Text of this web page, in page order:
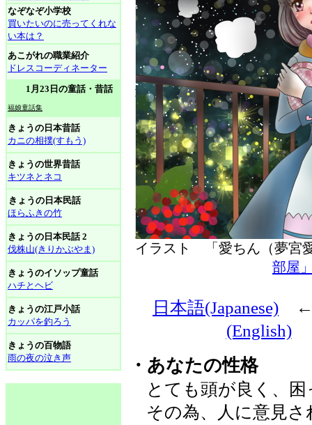
なぞなぞ小学校
買いたいのに売ってくれな
い本は？
あこがれの職業紹介
ドレスコーディネーター
1月23日の童話・昔話
福娘童話集
きょうの日本昔話
カニの相撲(すもう)
きょうの世界昔話
キツネとネコ
きょうの日本民話
ほらふきの竹
きょうの日本民話 2
伐株山(きりかぶやま)
きょうのイソップ童話
ハチとヘビ
きょうの江戸小話
カッパを釣ろう
きょうの百物語
雨の夜の泣き声
イラスト 「愛ちん（夢
部屋
日本語(Japanese)
(English)
・あなたの性格
とても頭が良く、困
その為、人に意見さ